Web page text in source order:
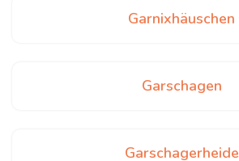
Garnixhäuschen
Garschagen
Garschagerheide